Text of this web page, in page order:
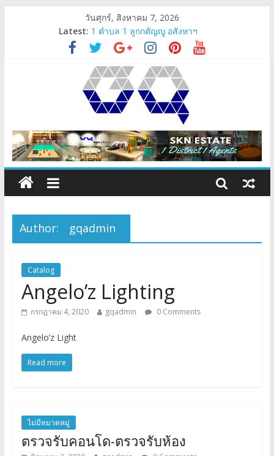
วันศุกร์, สิงหาคม 7, 2026
Latest: 1 ตำบล 1 ลูกกตัญญู อสังหาฯ
Angelo’z Lighting
ตรวจรับคอนโด-ตรวจรับห้อง
SKN Estate’s Sub-distinct Agent
gqpresent
Author: gqadmin
Catalog
Angelo’z Lighting
กรกฎาคม 4, 2020 gqadmin 0 Comments
Angelo’z Light
Read more
ไม่มีหมวดหมู่
ตรวจรับคอนโด-ตรวจรับห้อง